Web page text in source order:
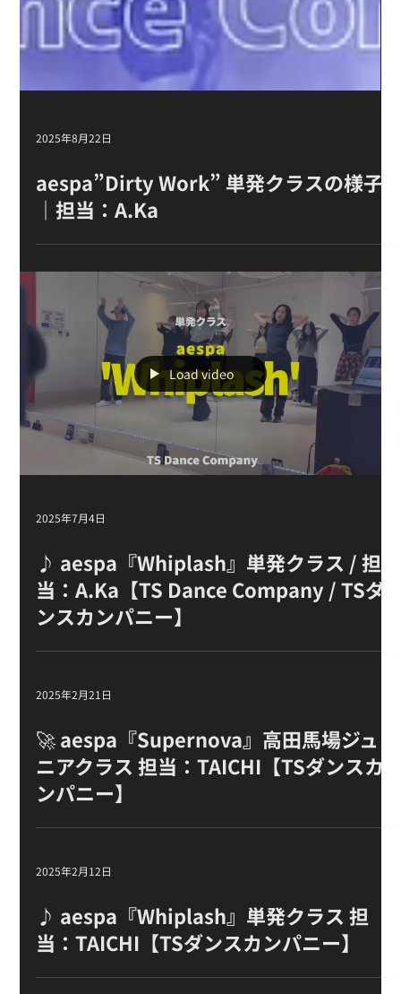
aespa”Dirty Work” 単発クラスの様子
｜担当：A.Ka
Load video
2025年7月4日
♪ aespa『Whiplash』単発クラス / 担
当：A.Ka【TS Dance Company / TSダ
ンスカンパニー】
2025年2月21日
🚀 aespa『Supernova』高田馬場ジュ
ニアクラス 担当：TAICHI【TSダンスカ
ンパニー】